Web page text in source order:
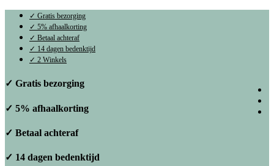
✓ Gratis bezorging
✓ 5% afhaalkorting
✓ Betaal achteraf
✓ 14 dagen bedenktijd
✓ 2 Winkels
✓ Gratis bezorging
✓ 5% afhaalkorting
✓ Betaal achteraf
✓ 14 dagen bedenktijd